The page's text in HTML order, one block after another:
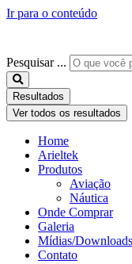
Ir para o conteúdo
Pesquisar ...
Resultados
Ver todos os resultados
Home
Arieltek
Produtos
Aviação
Náutica
Onde Comprar
Galeria
Mídias/Downloads
Contato